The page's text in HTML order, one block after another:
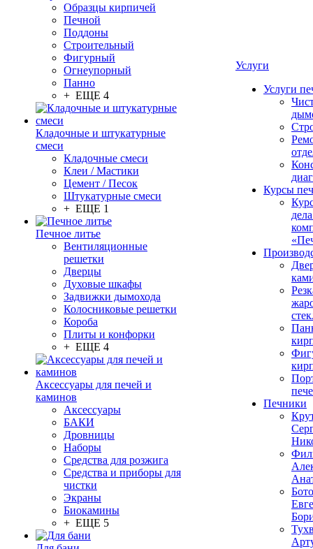
Образцы кирпичей
Печной
Поддоны
Строительный
Фигурный
Огнеупорный
Панно
+ ЕЩЕ 4
Кладочные и штукатурные
смеси
Кладочные смеси
Клеи / Мастики
Цемент / Песок
Штукатурные смеси
+ ЕЩЕ 1
Печное литье
Вентиляционные
решетки
Дверцы
Духовые шкафы
Задвижки дымохода
Колосниковые решетки
Короба
Плиты и конфорки
+ ЕЩЕ 4
Аксессуары для печей и
каминов
Аксессуары
БАКИ
Дровницы
Наборы
Средства для розжига
Средства и приборы для
чистки
Экраны
Биокамины
+ ЕЩЕ 5
Услуги
Услуги
Курсы
Печники